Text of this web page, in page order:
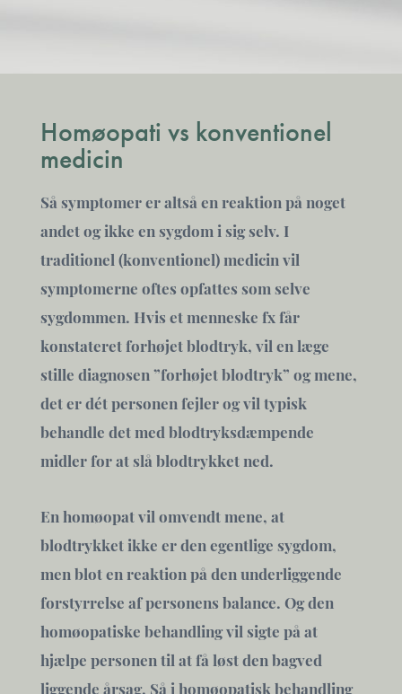
Homøopati vs konventionel
medicin
Så symptomer er altså en reaktion på noget
andet og ikke en sygdom i sig selv. I
traditionel (konventionel) medicin vil
symptomerne oftes opfattes som selve
sygdommen. Hvis et menneske fx får
konstateret forhøjet blodtryk, vil en læge
stille diagnosen ”forhøjet blodtryk” og mene,
det er dét personen fejler og vil typisk
behandle det med blodtryksdæmpende
midler for at slå blodtrykket ned.
En homøopat vil omvendt mene, at
blodtrykket ikke er den egentlige sygdom,
men blot en reaktion på den underliggende
forstyrrelse af personens balance. Og den
homøopatiske behandling vil sigte på at
hjælpe personen til at få løst den bagved